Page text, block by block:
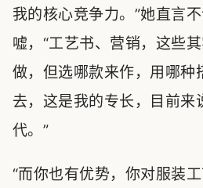
我的核心竞争力。”她直言
嘘，“工艺书、营销，这些
做，但选哪款来作，用哪种
去，这是我的专长，目前来
代。”
“而你也有优势，你对服装